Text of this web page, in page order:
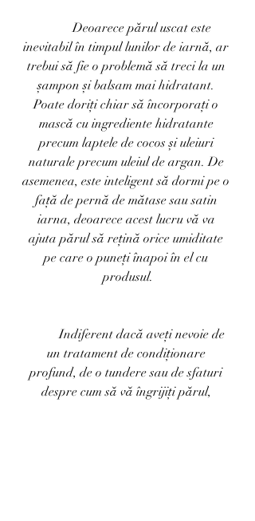
	Deoarece părul uscat este
inevitabil în timpul lunilor de iarnă, ar
trebui să fie o problemă să treci la un
șampon și balsam mai hidratant.
Poate doriți chiar să încorporați o
mască cu ingrediente hidratante
precum laptele de cocos și uleiuri
naturale precum uleiul de argan. De
asemenea, este inteligent să dormi pe o
față de pernă de mătase sau satin
iarna, deoarece acest lucru vă va
ajuta părul să rețină orice umiditate
pe care o puneți înapoi în el cu
produsul.
	Indiferent dacă aveți nevoie de
un tratament de condiționare
profund, de o tundere sau de sfaturi
despre cum să vă îngrijiți părul,